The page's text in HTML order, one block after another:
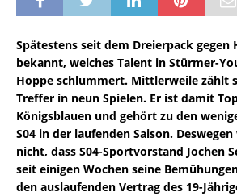
Spätestens seit dem Dreierpack
bekannt, welches Talent in Stürmer-
Hoppe schlummert. Mittlerweile zählt
Treffer in neun Spielen. Er ist damit
Königsblauen und gehört zu den
S04 in der laufenden Saison.
nicht, dass S04-Sportvorstand Jochen
seit einigen Wochen seine
den auslaufenden Vertrag des 19-